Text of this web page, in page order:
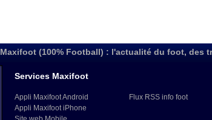
Maxifoot (100% Football) : l'actualité du foot, des
Services Maxifoot
Appli Maxifoot Android
Appli Maxifoot iPhone
Flux RSS info foot